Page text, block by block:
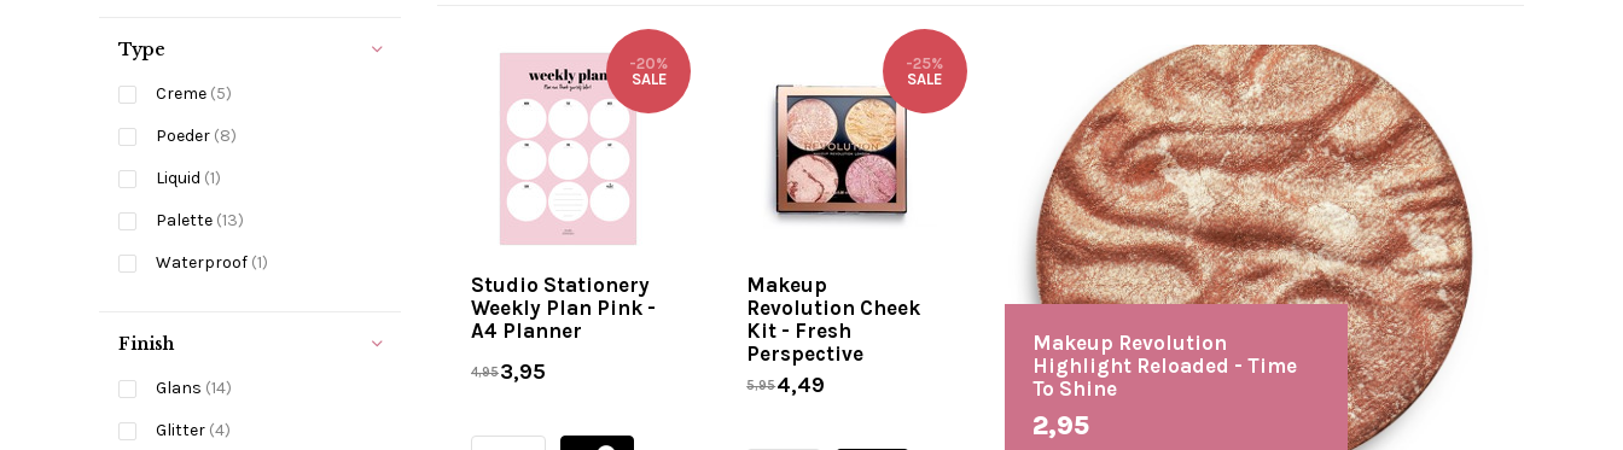
Studio Stationery
Weekly Plan Pink -
A4 Planner
-20%
SALE
4,953,95
Makeup
Revolution Cheek
Kit - Fresh
Perspective
-25%
SALE
5,954,49
Makeup Revolution
Highlight Reloaded - Time
To Shine
2,95
Type
Creme (5)
Poeder (8)
Liquid (1)
Palette (13)
Waterproof (1)
Finish
Glans (14)
Glitter (4)